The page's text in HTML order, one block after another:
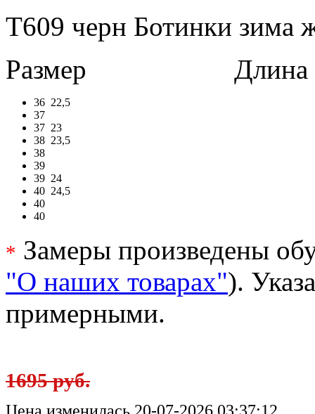
T609 черн Ботинки зима
Размер
Длина в
36 22,5
37
37 23
38 23,5
38
39
39 24
40 24,5
40
40
* Замеры произведены
"О наших товарах").
примерными.
1695 руб.